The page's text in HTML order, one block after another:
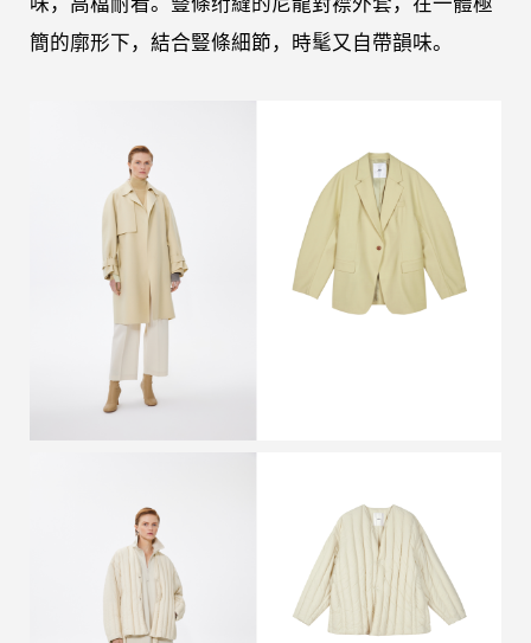
簡的廓形下，結合豎條細節，時髦又自帶韻味。